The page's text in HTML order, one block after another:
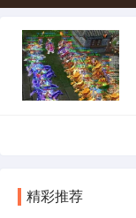
精彩推荐